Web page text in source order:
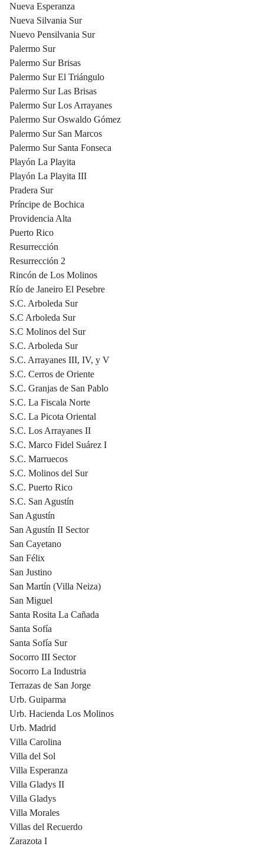
Nueva Esperanza
Nueva Silvania Sur
Nuevo Pensilvania Sur
Palermo Sur
Palermo Sur Brisas
Palermo Sur El Triángulo
Palermo Sur Las Brisas
Palermo Sur Los Arrayanes
Palermo Sur Oswaldo Gómez
Palermo Sur San Marcos
Palermo Sur Santa Fonseca
Playón La Playita
Playón La Playita III
Pradera Sur
Príncipe de Bochica
Providencia Alta
Puerto Rico
Resurrección
Resurrección 2
Rincón de Los Molinos
Río de Janeiro El Pesebre
S.C. Arboleda Sur
S.C Arboleda Sur
S.C Molinos del Sur
S.C. Arboleda Sur
S.C. Arrayanes III, IV, y V
S.C. Cerros de Oriente
S.C. Granjas de San Pablo
S.C. La Fiscala Norte
S.C. La Picota Oriental
S.C. Los Arrayanes II
S.C. Marco Fidel Suárez I
S.C. Marruecos
S.C. Molinos del Sur
S.C. Puerto Rico
S.C. San Agustín
San Agustín
San Agustín II Sector
San Cayetano
San Félix
San Justino
San Martín (Villa Neiza)
San Miguel
Santa Rosita La Cañada
Santa Sofía
Santa Sofía Sur
Socorro III Sector
Socorro La Industria
Terrazas de San Jorge
Urb. Guiparma
Urb. Hacienda Los Molinos
Urb. Madrid
Villa Carolina
Villa del Sol
Villa Esperanza
Villa Gladys II
Villa Gladys
Villa Morales
Villas del Recuerdo
Zarazota I